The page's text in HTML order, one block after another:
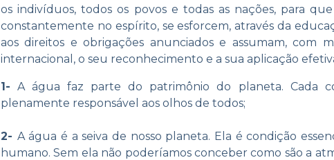
os indivíduos, todos os povos e todas as nações, para
constantemente no espírito, se esforcem, através da
aos direitos e obrigações anunciados e assumam, com
internacional, o seu reconhecimento e a sua aplicação
1- A água faz parte do patrimônio do planeta. Cada
plenamente responsável aos olhos de todos;
2- A água é a seiva de nosso planeta. Ela é condição
humano. Sem ela não poderíamos conceber como são a